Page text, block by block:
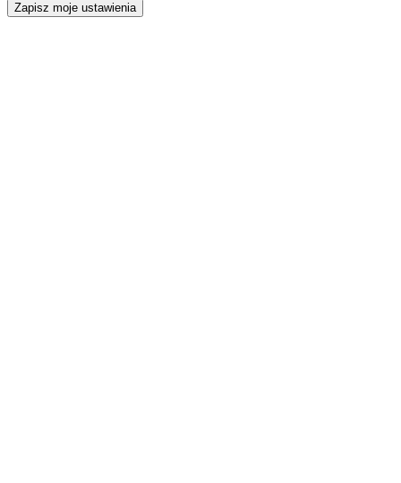
Zapisz moje ustawienia